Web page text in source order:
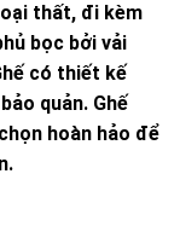
thất, đi kèm
bọc bởi vải
có thiết kế
quản. Ghế
hoàn hảo để